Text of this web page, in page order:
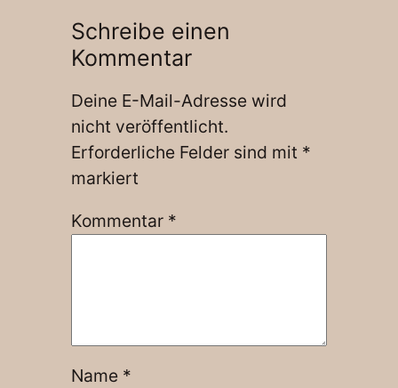
Schreibe einen
Kommentar
Deine E-Mail-Adresse wird
nicht veröffentlicht.
Erforderliche Felder sind mit *
markiert
Kommentar *
Name *